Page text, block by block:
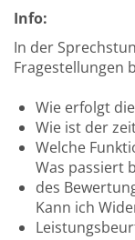
Info:
In der
Fragestellungen
Wie erfolgt
Wie ist der
Welche
Was passiert
des
Kann ich